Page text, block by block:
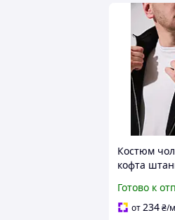
Костюм
кофта
Готово к
от234₴/